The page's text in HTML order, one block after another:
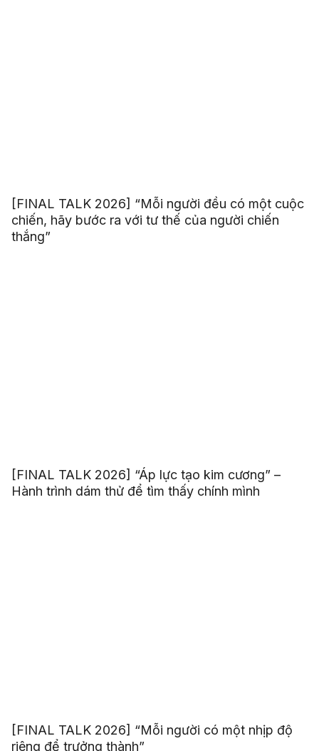
[FINAL TALK 2026] “Mỗi người đều có một cuộc
chiến, hãy bước ra với tư thế của người chiến
thắng”
[FINAL TALK 2026] “Áp lực tạo kim cương” –
Hành trình dám thử để tìm thấy chính mình
[FINAL TALK 2026] “Mỗi người có một nhịp độ
riêng để trưởng thành”